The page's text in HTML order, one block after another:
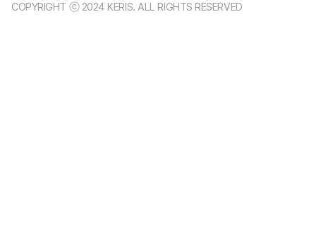
COPYRIGHT ⓒ 2024 KERIS. ALL RIGHTS RESERVED